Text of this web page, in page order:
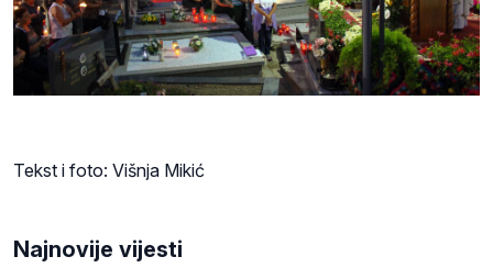
Tekst i foto: Višnja Mikić
Najnovije vijesti